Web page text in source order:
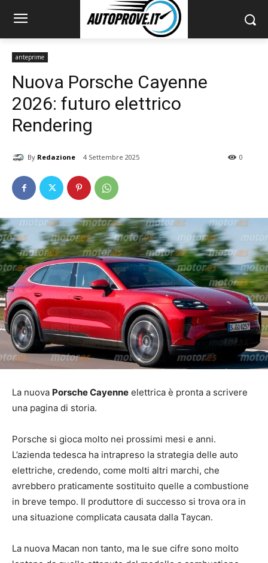
anteprime
Nuova Porsche Cayenne
2026: futuro elettrico
Rendering
By Redazione 4 Settembre 2025 0
La nuova Porsche Cayenne elettrica è pronta a scrivere
una pagina di storia.
Porsche si gioca molto nei prossimi mesi e anni.
L’azienda tedesca ha intrapreso la strategia delle auto
elettriche, credendo, come molti altri marchi, che
avrebbero praticamente sostituito quelle a combustione
in breve tempo. Il produttore di successo si trova ora in
una situazione complicata causata dalla Taycan.
La nuova Macan non tanto, ma le sue cifre sono molto